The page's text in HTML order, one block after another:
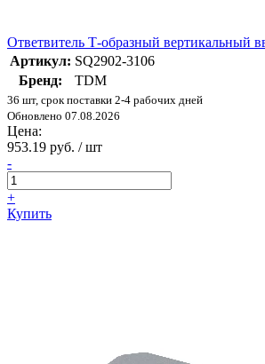
Ответвитель Т-образный вертикальный
Артикул: SQ2902-3106
Бренд:
TDM
36 шт, срок поставки 2-4 рабочих дней
Обновлено 07.08.2026
Цена:
953.19 руб. / шт
-
+
Купить